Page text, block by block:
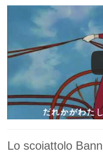
Lo scoiattolo